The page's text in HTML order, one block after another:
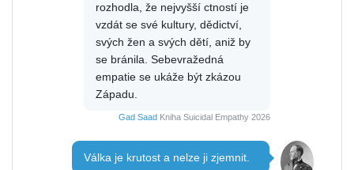
rozhodla, že nejvyšší ctností je
vzdát se své kultury, dědictví,
svých žen a svých dětí, aniž by
se bránila. Sebevražedná
empatie se ukáže být zkázou
Západu.
Gad Saad Kniha Suicidal Empathy 2026
Válka je krutost a nelze ji zjemnit.